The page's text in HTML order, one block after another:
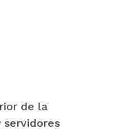
de la
servidores